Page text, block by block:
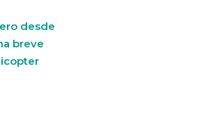
desde
breve